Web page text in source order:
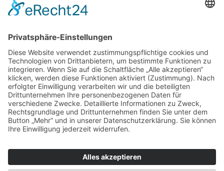
Vogue Vintage
Herren
Accessoires
Einzelschnittmuster Burda
Tops
Kleider
Röcke & Hosen
Homewear
Jacken & Mäntel
Curvy
Herren
Kids
Burda Fantasy
Accessoires & Deko
SALE
Suchen